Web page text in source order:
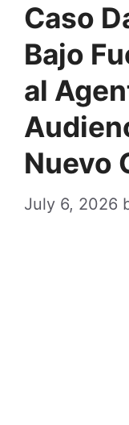
Caso
Bajo
al
Nuevo
July 6, 2026